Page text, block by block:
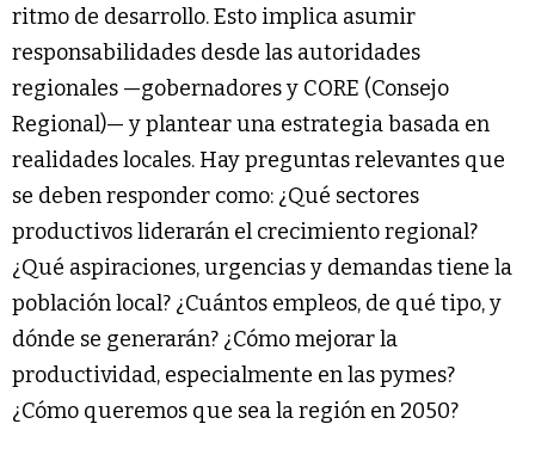
ritmo de desarrollo. Esto implica asumir
responsabilidades desde las autoridades
regionales —gobernadores y CORE (Consejo
Regional)— y plantear una estrategia basada en
realidades locales. Hay preguntas relevantes que
se deben responder como: ¿Qué sectores
productivos liderarán el crecimiento regional?
¿Qué aspiraciones, urgencias y demandas tiene la
población local? ¿Cuántos empleos, de qué tipo, y
dónde se generarán? ¿Cómo mejorar la
productividad, especialmente en las pymes?
¿Cómo queremos que sea la región en 2050?